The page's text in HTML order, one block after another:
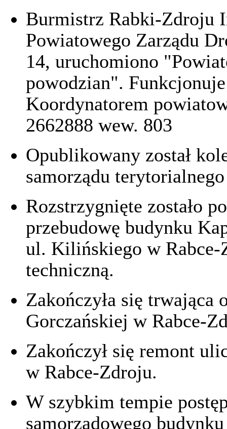
Burmistrz Rabki-Zdroju
Powiatowego Zarządu
14, uruchomiono
powodzian".
Koordynatorem
2662888 wew. 803
Opublikowany został
samorządu
Rozstrzygnięte zostało
przebudowę budynku
ul. Kilińskiego w
techniczną.
Zakończyła się trwająca
Gorczańskiej w Rabce-
Zakończył się remont
w Rabce-Zdroju.
W szybkim tempie
samorządowego